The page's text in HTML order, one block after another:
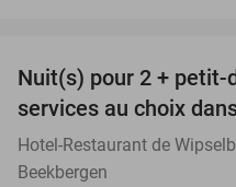
Nuit(s) pour 2 + petit-
services au choix
Hotel-Restaurant de
Beekbergen